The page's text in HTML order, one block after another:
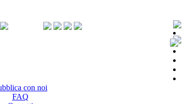
con noi
FAQ